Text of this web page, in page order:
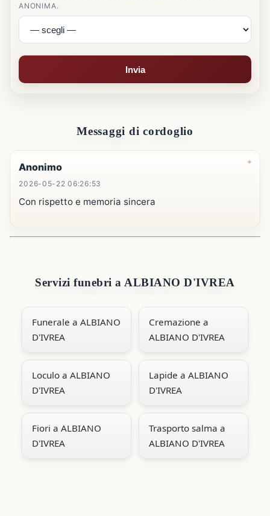
ANONIMA.
Invia
Messaggi di cordoglio
Anonimo
2026-05-22 06:26:53
Con rispetto e memoria sincera
Servizi funebri a ALBIANO D'IVREA
Funerale a ALBIANO
D'IVREA
Cremazione a
ALBIANO D'IVREA
Loculo a ALBIANO
D'IVREA
Lapide a ALBIANO
D'IVREA
Fiori a ALBIANO
D'IVREA
Trasporto salma a
ALBIANO D'IVREA